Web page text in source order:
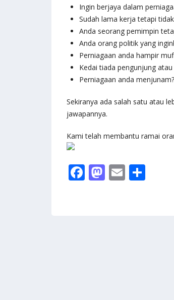
Ingin berjaya dalam
Sudah lama kerja tetapi
Anda seorang pemimpin
Anda orang politik yang
Perniagaan anda hampir
Kedai tiada pengunjung atau
Perniagaan anda menjunam?
Sekiranya ada salah satu atau
jawapannya.
Kami telah membantu ramai
F M E